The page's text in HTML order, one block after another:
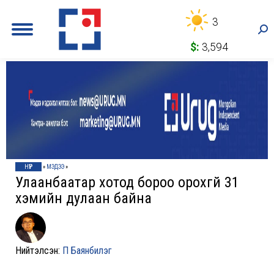
3
$: 3,594
НҮҮР » МЭДЭЭ»
Улаанбаатар хотод бороо орохгүй 31
хэмийн дулаан байна
Нийтэлсэн: П Баянбилэг